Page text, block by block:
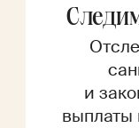
и
выплаты